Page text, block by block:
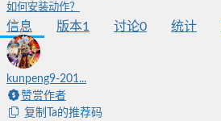
如何安装动作？
信息 版本1 讨论0 统计
kunpeng9-201...
赞赏作者
复制Ta的推荐码